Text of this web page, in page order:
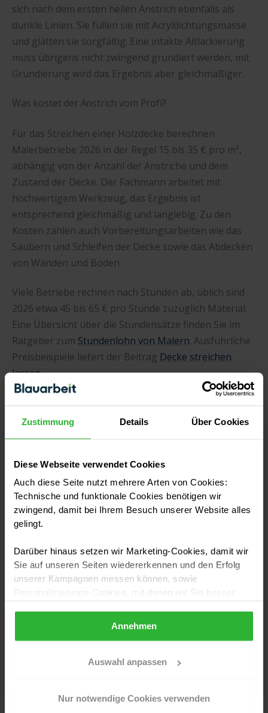
Zustimmung Details Über Cookies
Diese Webseite verwendet Cookies
Auch diese Seite nutzt mehrere Arten von Cookies:
Technische und funktionale Cookies benötigen wir
zwingend, damit bei Ihrem Besuch unserer Website alles
gelingt.
Darüber hinaus setzen wir Marketing-Cookies, damit wir
Sie auf unseren Seiten wiedererkennen und den Erfolg
unserer Kampagnen messen können, sowie
Personalisierungs-Cookies, mit denen wir Sie besser
jederzeit über Ihren Browser tun. Sie können natürlich
das Funktionieren unserer Seite zwingend erforderlich
Annehmen
Auswahl anpassen
Nur notwendige Cookies verwenden
sich nach dem ersten hellen Anstrich ebenfalls als
dunkle Linien. Sie füllen sie mit Acryldichtungsmasse
und glätten sie sorgfältig. Eine intakte Altlackierung
muss übrigens nicht zwingend grundiert werden, mit
Grundierung wird das Ergebnis aber gleichmäßiger.
Was kostet der Anstrich vom Profi?
Für das Streichen einer Holzdecke berechnen
Malerbetriebe 2026 in der Regel 15 bis 35 € pro m²,
abhängig von der Anzahl der Anstriche und dem
Zustand der Decke. Der Fachmann arbeitet mit
hochwertigem Werkzeug, das Ergebnis ist
entsprechend gleichmäßig und langlebig. Zu den
Kosten zählen auch Vorbereitungsarbeiten wie das
Säubern und Schleifen der Decke sowie das Abdecken
von Wänden und Boden.
Viele Betriebe rechnen nach Stunden ab, üblich sind
2026 etwa 45 bis 65 € pro Stunde zuzüglich Material.
Eine Übersicht über die Stundensätze finden Sie im
Ratgeber zum Stundenlohn von Malern. Ausführliche
Preisbeispiele liefert der Beitrag Decke streichen
lassen.
Kosten für Material und Maler in der Übersicht
TT
Abdecken und
Abkleben
Folie,
Kreppband
0,50 bis 2 €
Anlaugen
Seifenlauge
Schleifpapier
bis 240
Grundierung
Isoliergrund
Lackieren, zwei